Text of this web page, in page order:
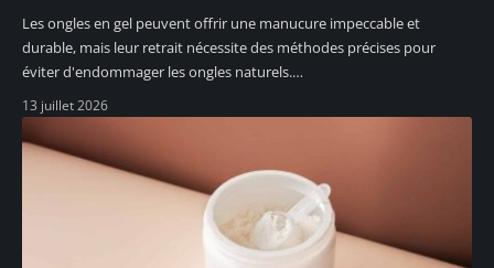
Les ongles en gel peuvent offrir une manucure impeccable et
durable, mais leur retrait nécessite des méthodes précises pour
éviter d'endommager les ongles naturels.…
13 juillet 2026